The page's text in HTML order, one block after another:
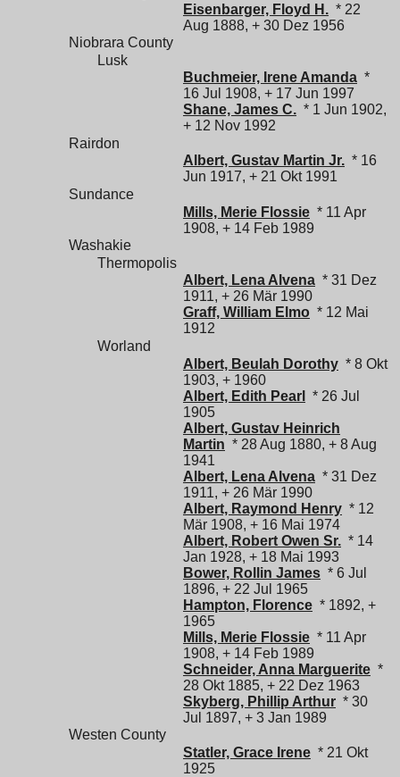
Eisenbarger, Floyd H. * 22
Aug 1888, + 30 Dez 1956
Niobrara County
Lusk
Buchmeier, Irene Amanda *
16 Jul 1908, + 17 Jun 1997
Shane, James C. * 1 Jun 1902,
+ 12 Nov 1992
Rairdon
Albert, Gustav Martin Jr. * 16
Jun 1917, + 21 Okt 1991
Sundance
Mills, Merie Flossie * 11 Apr
1908, + 14 Feb 1989
Washakie
Thermopolis
Albert, Lena Alvena * 31 Dez
1911, + 26 Mär 1990
Graff, William Elmo * 12 Mai
1912
Worland
Albert, Beulah Dorothy * 8 Okt
1903, + 1960
Albert, Edith Pearl
* 26 Jul
1905
Albert, Gustav Heinrich
Martin * 28 Aug 1880, + 8 Aug
1941
Albert, Lena Alvena * 31 Dez
1911, + 26 Mär 1990
Albert, Raymond Henry * 12
Mär 1908, + 16 Mai 1974
Albert, Robert Owen Sr. * 14
Jan 1928, + 18 Mai 1993
Bower, Rollin James * 6 Jul
1896, + 22 Jul 1965
Hampton, Florence * 1892, +
1965
Mills, Merie Flossie * 11 Apr
1908, + 14 Feb 1989
Schneider, Anna Marguerite *
28 Okt 1885, + 22 Dez 1963
Skyberg, Phillip Arthur * 30
Jul 1897, + 3 Jan 1989
Westen County
Statler, Grace Irene * 21 Okt
1925